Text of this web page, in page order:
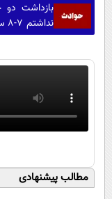
بازداشت دو
یا کج شدن
مطالب پیشنهادی